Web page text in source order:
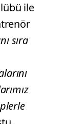
ile
sıra